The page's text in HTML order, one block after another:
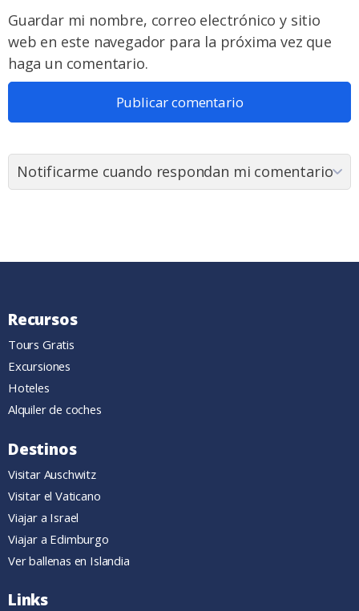
Guardar mi nombre, correo electrónico y sitio
web en este navegador para la próxima vez que
haga un comentario.
Recursos
Tours Gratis
Excursiones
Hoteles
Alquiler de coches
Destinos
Visitar Auschwitz
Visitar el Vaticano
Viajar a Israel
Viajar a Edimburgo
Ver ballenas en Islandia
Links